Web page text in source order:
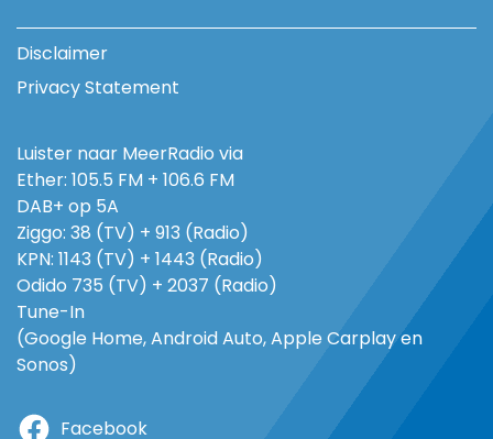
Disclaimer
Privacy Statement
Luister naar MeerRadio via
Ether: 105.5 FM + 106.6 FM
DAB+ op 5A
Ziggo: 38 (TV) + 913 (Radio)
KPN: 1143 (TV) + 1443 (Radio)
Odido 735 (TV) + 2037 (Radio)
Tune-In
(Google Home, Android Auto, Apple Carplay en
Sonos)
Facebook